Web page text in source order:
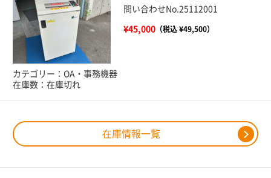
在庫情報一覧
問い合わせNo.25112001
¥45,000（税込 ¥49,500）
カテゴリー：OA・事務機器
在庫数：在庫切れ